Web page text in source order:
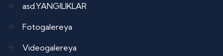
asd.YANGILIKLAR
Fotogalereya
Videogalereya